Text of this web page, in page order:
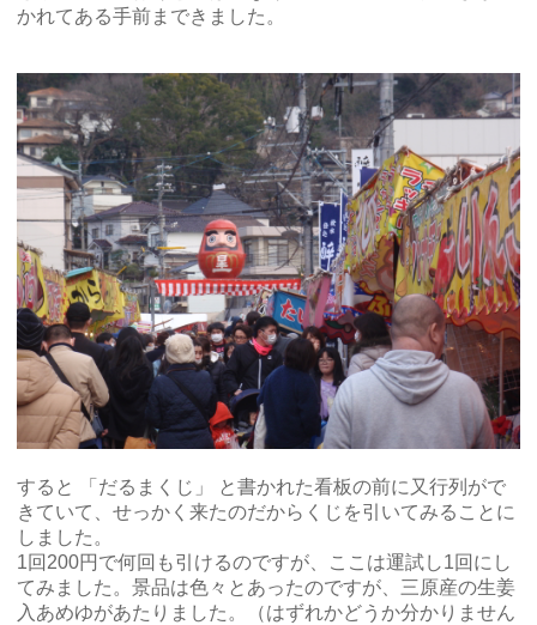
かれてある手前まできました。
すると 「だるまくじ」 と書かれた看板の前に又行列がで
きていて、せっかく来たのだからくじを引いてみることに
しました。
1回200円で何回も引けるのですが、ここは運試し1回にし
てみました。景品は色々とあったのですが、三原産の生姜
入あめゆがあたりました。（はずれかどうか分かりません